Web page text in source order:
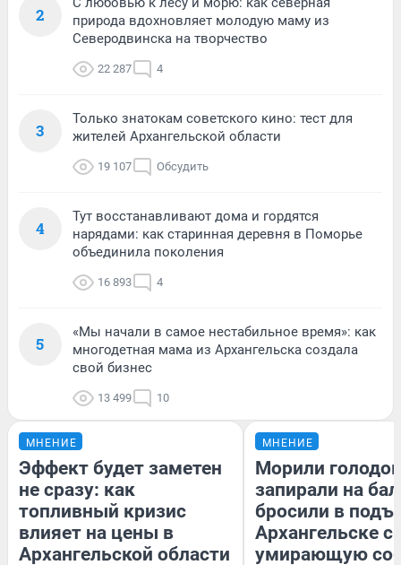
2
природа вдохновляет молодую маму из
Северодвинска на творчество
22 287 4
3
Только знатокам советского кино: тест для
жителей Архангельской области
19 107 Обсудить
4
Тут восстанавливают дома и гордятся
нарядами: как старинная деревня в Поморье
объединила поколения
16 893 4
5
«Мы начали в самое нестабильное время»: как
многодетная мама из Архангельска создала
свой бизнес
13 499 10
МНЕНИЕ
Эффект будет заметен
не сразу: как
топливный кризис
влияет на цены в
Архангельской области
МНЕНИЕ
Морили
запирали на
бросили в
Архангельске
умирающую